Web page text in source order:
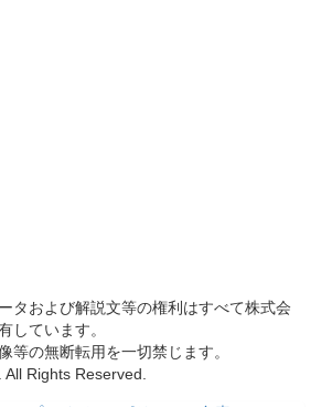
タおよび解説文等の権利はすべて株式会
しています。
等の無断転用を一切禁じます。
Rights Reserved.